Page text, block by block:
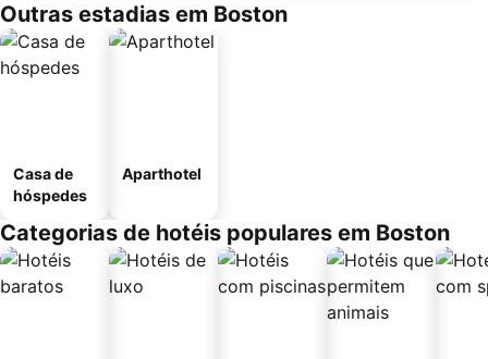
Outras estadias em Boston
Casa de
hóspedes
Aparthotel
Categorias de hotéis populares em Boston